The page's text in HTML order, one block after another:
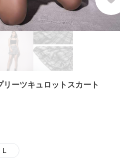
ーツキュロットスカート
L